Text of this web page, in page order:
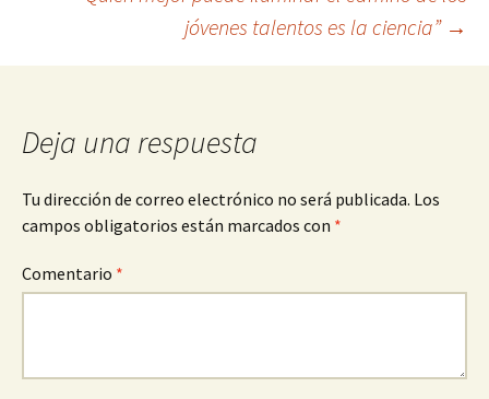
entradas
jóvenes talentos es la ciencia” →
Deja una respuesta
Tu dirección de correo electrónico no será publicada. Los
campos obligatorios están marcados con *
Comentario *